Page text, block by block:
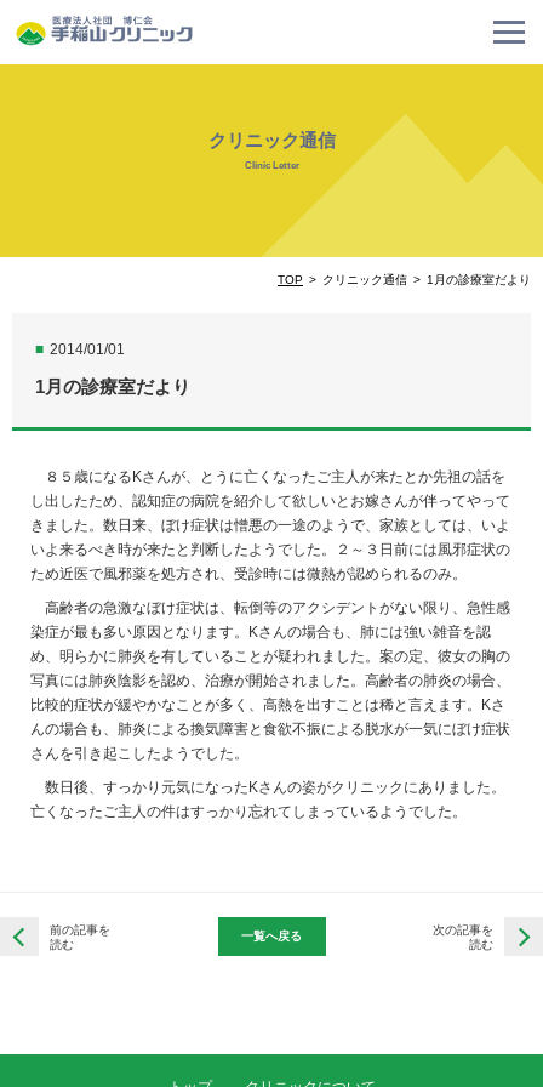
クリニック通信
Clinic Letter
TOP クリニック通信 1月の診療室だより
■ 2014/01/01
1月の診療室だより
８５歳になるKさんが、とうに亡くなったご主人が来たとか先祖の話を
し出したため、認知症の病院を紹介して欲しいとお嫁さんが伴ってやって
きました。数日来、ぼけ症状は憎悪の一途のようで、家族としては、いよ
いよ来るべき時が来たと判断したようでした。２～３日前には風邪症状の
ため近医で風邪薬を処方され、受診時には微熱が認められるのみ。
高齢者の急激なぼけ症状は、転倒等のアクシデントがない限り、急性感
染症が最も多い原因となります。Kさんの場合も、肺には強い雑音を認
め、明らかに肺炎を有していることが疑われました。案の定、彼女の胸の
写真には肺炎陰影を認め、治療が開始されました。高齢者の肺炎の場合、
比較的症状が緩やかなことが多く、高熱を出すことは稀と言えます。Kさ
んの場合も、肺炎による換気障害と食欲不振による脱水が一気にぼけ症状
さんを引き起こしたようでした。
数日後、すっかり元気になったKさんの姿がクリニックにありました。
亡くなったご主人の件はすっかり忘れてしまっているようでした。
前の記事を
読む
一覧へ戻る
次の記事を
読む